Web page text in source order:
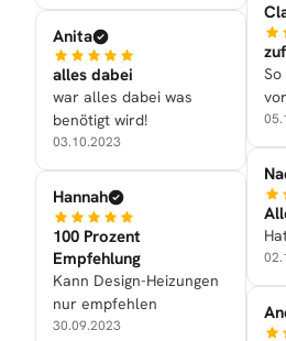
Anita
alles dabei
war alles dabei was
benötigt wird!
03.10.2023
Hannah
100 Prozent
Empfehlung
Kann Design-Heizungen
nur empfehlen
30.09.2023